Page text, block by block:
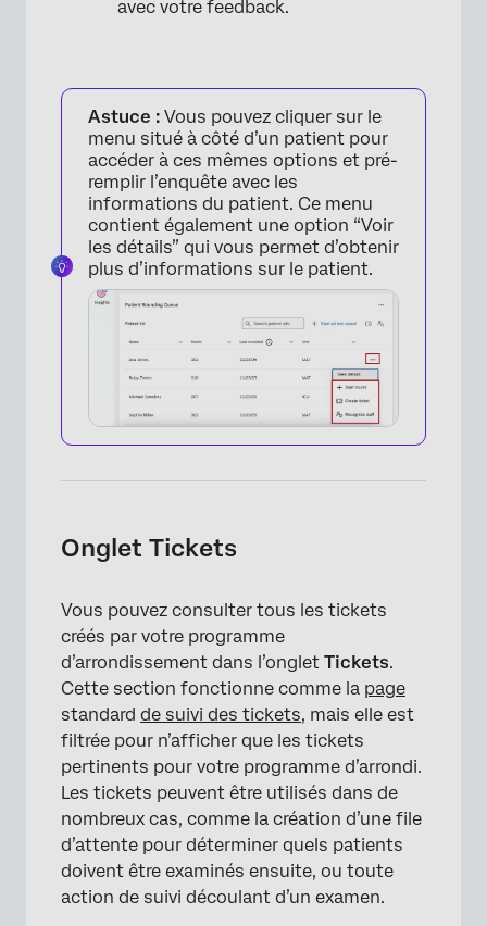
avec votre feedback.
Astuce : Vous pouvez cliquer sur le
menu situé à côté d’un patient pour
accéder à ces mêmes options et pré-
remplir l’enquête avec les
informations du patient. Ce menu
contient également une option “Voir
les détails” qui vous permet d’obtenir
plus d’informations sur le patient.
Onglet Tickets
Vous pouvez consulter tous les tickets
créés par votre programme
d’arrondissement dans l’onglet Tickets.
Cette section fonctionne comme la page
standard de suivi des tickets, mais elle est
filtrée pour n’afficher que les tickets
pertinents pour votre programme d’arrondi.
Les tickets peuvent être utilisés dans de
nombreux cas, comme la création d’une file
d’attente pour déterminer quels patients
doivent être examinés ensuite, ou toute
action de suivi découlant d’un examen.